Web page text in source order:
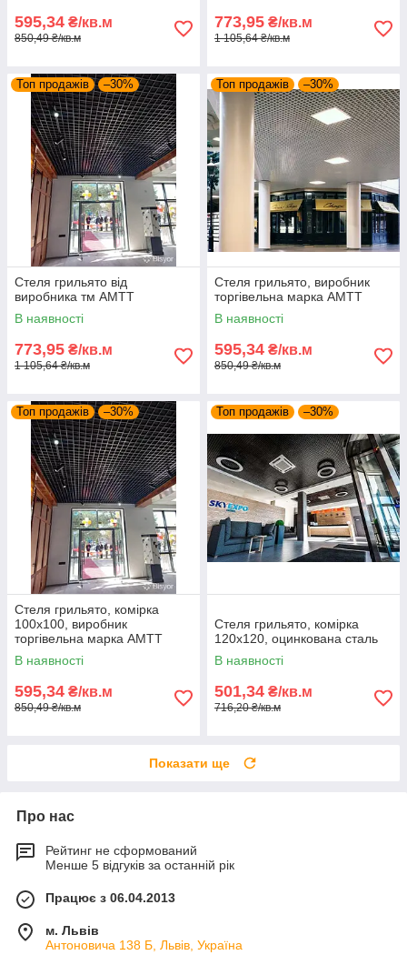
595,34 ₴/кв.м
850,49 ₴/кв.м
773,95 ₴/кв.м
1 105,64 ₴/кв.м
Топ продажів –30%
Стеля грильято від
виробника тм АМТТ
В наявності
773,95 ₴/кв.м
1 105,64 ₴/кв.м
Топ продажів –30%
Стеля грильято, виробник
торгівельна марка АМТТ
В наявності
595,34 ₴/кв.м
850,49 ₴/кв.м
Топ продажів –30%
Стеля грильято, комірка
100х100, виробник
торгівельна марка АМТТ
В наявності
595,34 ₴/кв.м
850,49 ₴/кв.м
Топ продажів –30%
Стеля грильято, комірка
120х120, оцинкована сталь
В наявності
501,34 ₴/кв.м
716,20 ₴/кв.м
Показати ще
Про нас
Рейтинг не сформований
Менше 5 відгуків за останній рік
Працює з 06.04.2013
м. Львів
Антоновича 138 Б, Львів, Україна